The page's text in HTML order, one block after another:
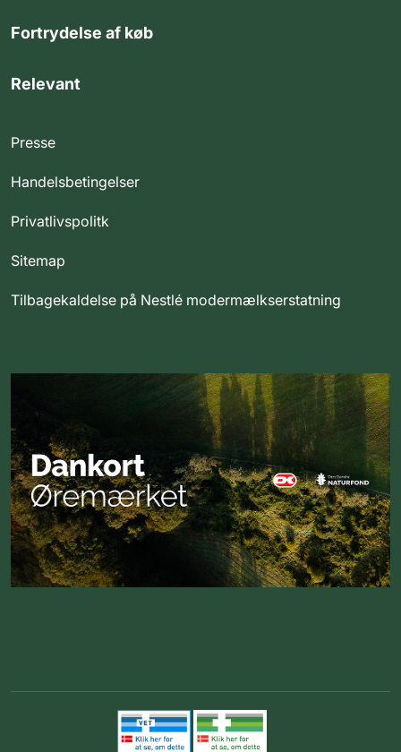
Fortrydelse af køb
Relevant
Presse
Handelsbetingelser
Privatlivspolitk
Sitemap
Tilbagekaldelse på Nestlé modermælkserstatning